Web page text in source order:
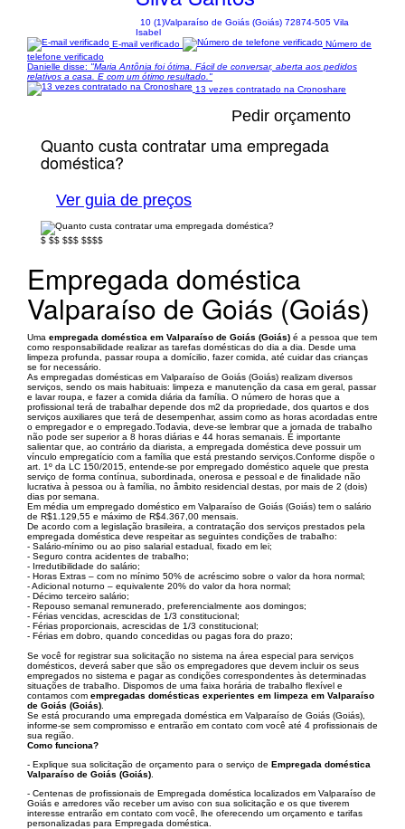
10 (1)Valparaíso de Goiás (Goiás) 72874-505 Vila
Isabel
E-mail verificado
Número de
telefone verificado
Danielle disse: "Maria Antônia foi ótima. Fácil de conversar, aberta aos pedidos
relativos a casa. E com um ótimo resultado."
13 vezes contratado na Cronoshare
Pedir orçamento
Quanto custa contratar uma empregada
doméstica?
Ver guia de preços
$ $$ $$$ $$$$
Empregada doméstica
Valparaíso de Goiás (Goiás)
Uma empregada doméstica em Valparaíso de Goiás (Goiás) é a pessoa que tem
como responsabilidade realizar as tarefas domésticas do dia a dia. Desde uma
limpeza profunda, passar roupa a domícilio, fazer comida, até cuidar das crianças
se for necessário.
As empregadas domésticas em Valparaíso de Goiás (Goiás) realizam diversos
serviços, sendo os mais habituais: limpeza e manutenção da casa em geral, passar
e lavar roupa, e fazer a comida diária da família. O número de horas que a
profissional terá de trabalhar depende dos m2 da propriedade, dos quartos e dos
serviços auxiliares que terá de desempenhar, assim como as horas acordadas entre
o empregador e o empregado.Todavia, deve-se lembrar que a jornada de trabalho
não pode ser superior a 8 horas diárias e 44 horas semanais. É importante
salientar que, ao contrário da diarista, a empregada doméstica deve possuir um
vínculo empregatício com a família que está prestando serviços.Conforme dispõe o
art. 1º da LC 150/2015, entende-se por empregado doméstico aquele que presta
serviço de forma contínua, subordinada, onerosa e pessoal e de finalidade não
lucrativa à pessoa ou à família, no âmbito residencial destas, por mais de 2 (dois)
dias por semana.
Em média um empregado doméstico em Valparaíso de Goiás (Goiás) tem o salário
de R$1.129,55 e máximo de R$4.367,00 mensais.
De acordo com a legislação brasileira, a contratação dos serviços prestados pela
empregada doméstica deve respeitar as seguintes condições de trabalho:
- Salário-mínimo ou ao piso salarial estadual, fixado em lei;
- Seguro contra acidentes de trabalho;
- Irredutibilidade do salário;
- Horas Extras – com no mínimo 50% de acréscimo sobre o valor da hora normal;
- Adicional noturno – equivalente 20% do valor da hora normal;
- Décimo terceiro salário;
- Repouso semanal remunerado, preferencialmente aos domingos;
- Férias vencidas, acrescidas de 1/3 constitucional;
- Férias proporcionais, acrescidas de 1/3 constitucional;
- Férias em dobro, quando concedidas ou pagas fora do prazo;
Se você for registrar sua solicitação no sistema na área especial para serviços
domésticos, deverá saber que são os empregadores que devem incluir os seus
empregados no sistema e pagar as condições correspondentes às determinadas
situações de trabalho. Dispomos de uma faixa horária de trabalho flexível e
contamos com empregadas domésticas experientes em limpeza em Valparaíso
de Goiás (Goiás)
Se está procurando uma empregada doméstica em Valparaíso de Goiás (Goiás),
informe-se sem compromisso e entrarão em contato com você até 4 profissionais de
sua região.
Como funciona?
- Explique sua solicitação de orçamento para o serviço de Empregada doméstica
Valparaíso de Goiás (Goiás)
- Centenas de profissionais de Empregada doméstica localizados em Valparaíso de
Goiás e arredores vão receber um aviso con sua solicitação e os que tiverem
interesse entrarão em contato com você, lhe oferecendo um orçamento e tarifas
personalizadas para Empregada doméstica.